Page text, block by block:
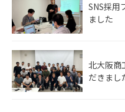
SNS採用
ました
北大阪商
だきまし